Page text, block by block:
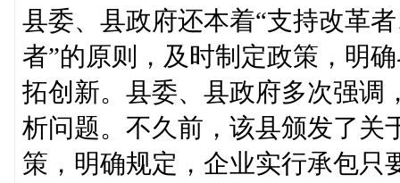
县委、县政府还本着“支持改革
者”的原则，及时制定政策，明
拓创新。县委、县政府多次强调
析问题。不久前，该县颁发了关
策，明确规定，企业实行承包只